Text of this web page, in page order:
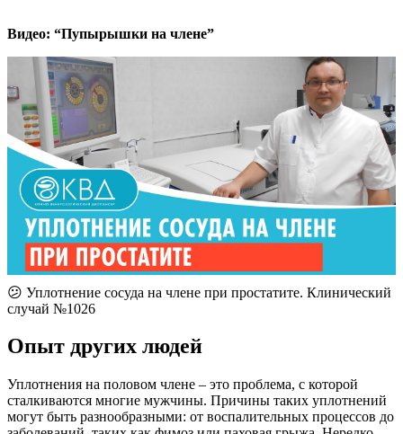
Видео: “Пупырышки на члене”
😕 Уплотнение сосуда на члене при простатите. Клинический
случай №1026
Опыт других людей
Уплотнения на половом члене – это проблема, с которой
сталкиваются многие мужчины. Причины таких уплотнений
могут быть разнообразными: от воспалительных процессов до